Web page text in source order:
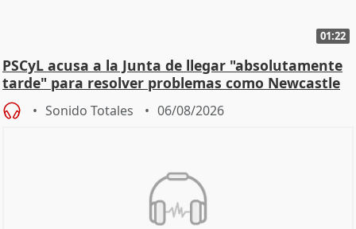
01:22
PSCyL acusa a la Junta de llegar "absolutamente
tarde" para resolver problemas como Newcastle
Sonido Totales 06/08/2026